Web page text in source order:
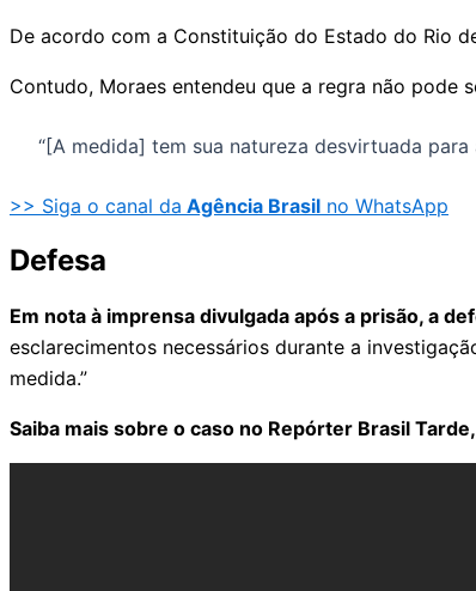
De acordo com a Constituição do Estado do Rio
Contudo, Moraes entendeu que a regra não pode
“[A medida] tem sua natureza desvirtuada
>> Siga o canal da Agência Brasil no WhatsApp
Defesa
Em nota à imprensa divulgada após a prisão, a
esclarecimentos necessários durante a
medida.”
Saiba mais sobre o caso no Repórter Brasil